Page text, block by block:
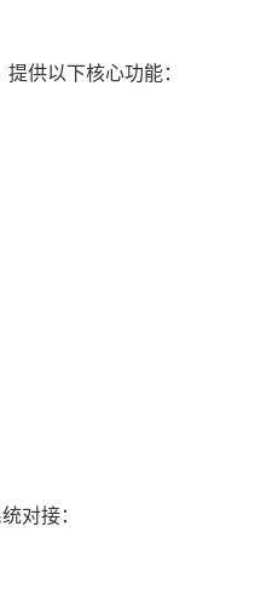
供以下核心功能：
对接：